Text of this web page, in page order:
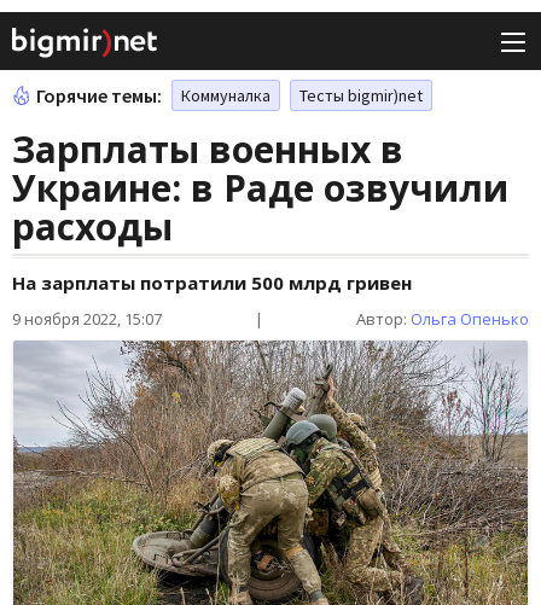
Горячие темы: Коммуналка Тесты bigmir)net
Зарплаты военных в
Украине: в Раде озвучили
расходы
На зарплаты потратили 500 млрд гривен
9 ноября 2022, 15:07 | Автор: Ольга Опенько